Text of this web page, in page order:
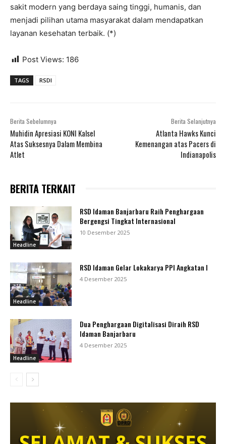
sakit modern yang berdaya saing tinggi, humanis, dan
menjadi pilihan utama masyarakat dalam mendapatkan
layanan kesehatan terbaik. (*)
Post Views: 186
TAGS RSDI
Berita Sebelumnya
Muhidin Apresiasi KONI Kalsel
Atas Suksesnya Dalam Membina
Atlet
Berita Selanjutnya
Atlanta Hawks Kunci
Kemenangan atas Pacers di
Indianapolis
BERITA TERKAIT
Headline
RSD Idaman Banjarbaru Raih Penghargaan
Bergengsi Tingkat Internasional
10 Desember 2025
Headline
RSD Idaman Gelar Lokakarya PPI Angkatan I
4 Desember 2025
Headline
Dua Penghargaan Digitalisasi Diraih RSD
Idaman Banjarbaru
4 Desember 2025